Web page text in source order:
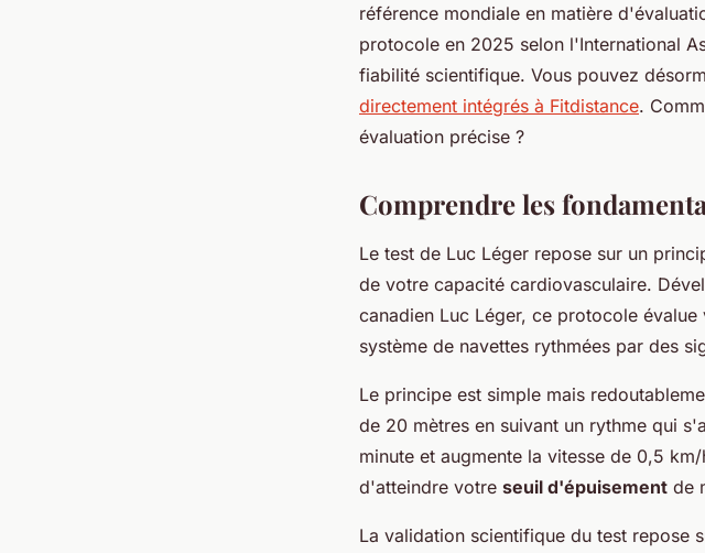
référence mondiale en matière
protocole en 2025 selon l'International
fiabilité scientifique. Vous pouvez
directement intégrés à Fitdistance.
évaluation précise ?
Comprendre les
Le test de Luc Léger repose sur un
de votre capacité cardiovasculaire.
canadien Luc Léger, ce protocole
système de navettes rythmées par des
Le principe est simple mais
de 20 mètres en suivant un rythme qui
minute et augmente la vitesse de 0,5
d'atteindre votre seuil d'épuisement de
La validation scientifique du test repose